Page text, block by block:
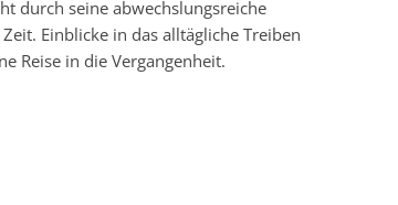
durch seine abwechslungsreiche
Einblicke in das alltägliche Treiben
Reise in die Vergangenheit.